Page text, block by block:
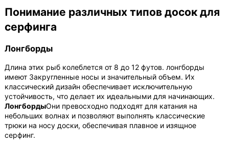
Понимание различных типов досок для
серфинга
Лонгборды
Длина этих рыб колеблется от 8 до 12 футов. лонгборды
имеютЗакругленные носы и значительный объем. Их
классический дизайн обеспечивает исключительную
устойчивость, что делает их идеальными для начинающих.
ЛонгбордыОни превосходно подходят для катания на
небольших волнах и позволяют выполнять классические
трюки на носу доски, обеспечивая плавное и изящное
серфинг.